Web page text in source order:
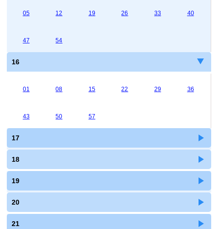
05 12 19 26 33 40
47 54
16
01 08 15 22 29 36
43 50 57
17
18
19
20
21